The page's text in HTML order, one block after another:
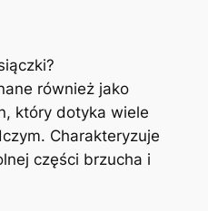
również jako
który dotyka wiele
Charakteryzuje
części brzucha i